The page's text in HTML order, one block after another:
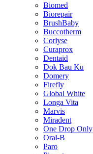
Biomed
Biorepair
BrushBaby
Buccotherm
Corlyse
Curaprox
Dentaid
Dok Bau Ku
Domery
Firefly
Global White
Longa Vita
Marvis
Miradent
One Drop Only
Oral-B
Paro